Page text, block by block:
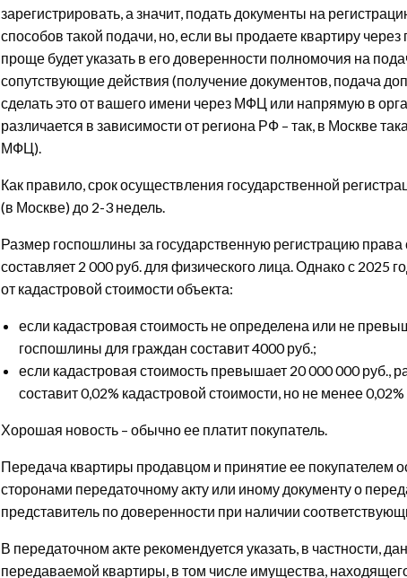
зарегистрировать, а значит, подать документы на
способов такой подачи, но, если вы продаете квартиру
проще будет указать в его доверенности полномочия на
сопутствующие действия (получение документов, подача
сделать это от вашего имени через МФЦ или напрямую в
различается в зависимости от региона РФ – так, в Москве
МФЦ).
Как правило, срок осуществления государственной
(в Москве) до 2-3 недель.
Размер госпошлины за государственную регистрацию права
составляет 2 000 руб. для физического лица. Однако с 2025
от кадастровой стоимости объекта:
если кадастровая стоимость не определена или не
госпошлины для граждан составит 4000 руб.;
если кадастровая стоимость превышает 20 000 000 руб.,
составит 0,02% кадастровой стоимости, но не менее
Хорошая новость – обычно ее платит покупатель.
Передача квартиры продавцом и принятие ее покупателем
сторонами передаточному акту или иному документу о
представитель по доверенности при наличии
В передаточном акте рекомендуется указать, в частности,
передаваемой квартиры, в том числе имущества,